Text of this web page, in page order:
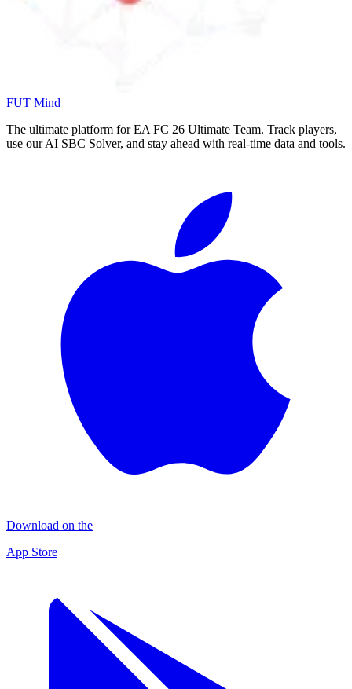
FUT Mind
The ultimate platform for EA FC 26 Ultimate Team. Track players,
use our AI SBC Solver, and stay ahead with real-time data and tools.
Download on the
App Store